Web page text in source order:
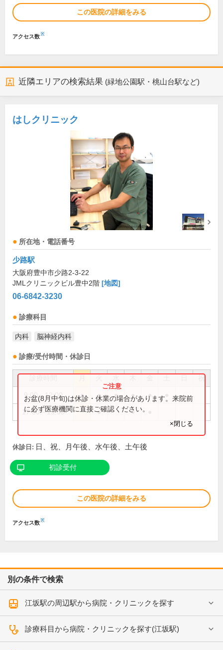
この医院の詳細をみる
アクセス数※
近隣エリアの検索結果 (緑地公園駅・桃山台駅など)
はしクリニック
所在地・電話番号
少路駅
大阪府豊中市少路2-3-22
JMLクリニックビル豊中2階 [地図]
06-6842-3230
診療科目
内科 脳神経内科
診療/受付時間・休診日
祝
9:00～12:00 ● ● ● ● ●
17:00～19:00 ● ●
お盆(8月中旬)は休診・休業の場合があります。来院前
に必ず医療機関に直接ご確認ください。
×閉じる
休診日: 日、祝、月午後、水午後、土午後
初診受付
この医院の詳細をみる
アクセス数※
別の条件で検索
江坂駅の周辺駅から病院・クリニックを探す
診療科目から病院・クリニックを探す(江坂駅)